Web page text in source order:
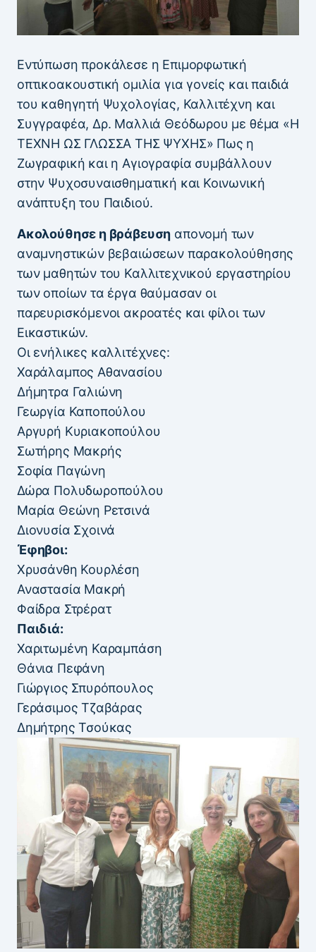
Εντύπωση προκάλεσε η Επιμορφωτική
οπτικοακουστική ομιλία για γονείς και παιδιά
του καθηγητή Ψυχολογίας, Καλλιτέχνη και
Συγγραφέα, Δρ. Μαλλιά Θεόδωρου με θέμα «Η
ΤΕΧΝΗ ΩΣ ΓΛΩΣΣΑ ΤΗΣ ΨΥΧΗΣ» Πως η
Ζωγραφική και η Αγιογραφία συμβάλλουν
στην Ψυχοσυναισθηματική και Κοινωνική
ανάπτυξη του Παιδιού.
Ακολούθησε η βράβευση απονομή των
αναμνηστικών βεβαιώσεων παρακολούθησης
των μαθητών του Καλλιτεχνικού εργαστηρίου
των οποίων τα έργα θαύμασαν οι
παρευρισκόμενοι ακροατές και φίλοι των
Εικαστικών.
Οι ενήλικες καλλιτέχνες:
Χαράλαμπος Αθανασίου
Δήμητρα Γαλιώνη
Γεωργία Καποπούλου
Αργυρή Κυριακοπούλου
Σωτήρης Μακρής
Σοφία Παγώνη
Δώρα Πολυδωροπούλου
Μαρία Θεώνη Ρετσινά
Διονυσία Σχοινά
Έφηβοι:
Χρυσάνθη Κουρλέση
Αναστασία Μακρή
Φαίδρα Στρέρατ
Παιδιά:
Χαριτωμένη Καραμπάση
Θάνια Πεφάνη
Γιώργιος Σπυρόπουλος
Γεράσιμος Τζαβάρας
Δημήτρης Τσούκας